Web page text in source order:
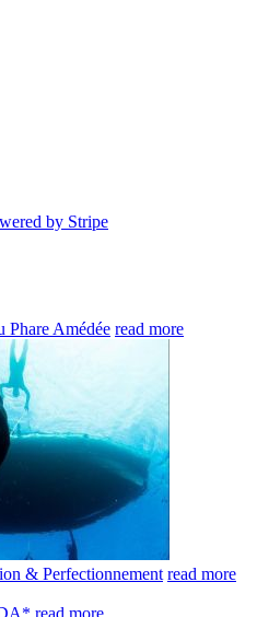
Phare Amédée read more
& Perfectionnement read more
read more